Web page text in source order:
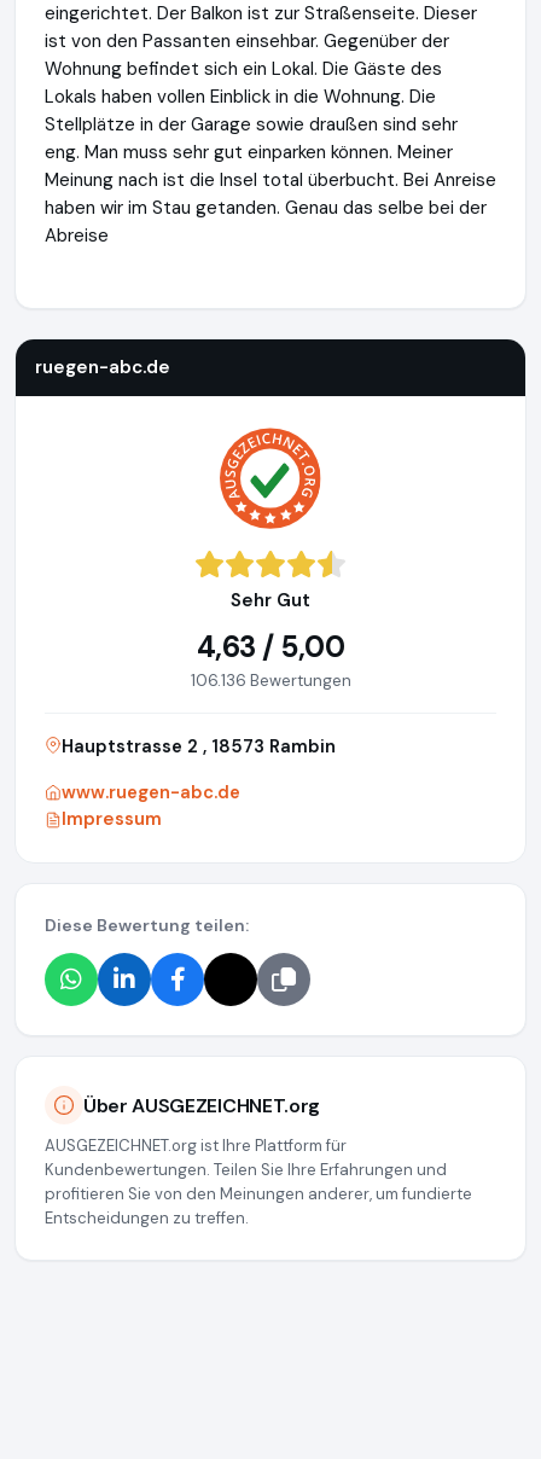
eingerichtet. Der Balkon ist zur Straßenseite. Dieser
ist von den Passanten einsehbar. Gegenüber der
Wohnung befindet sich ein Lokal. Die Gäste des
Lokals haben vollen Einblick in die Wohnung. Die
Stellplätze in der Garage sowie draußen sind sehr
eng. Man muss sehr gut einparken können. Meiner
Meinung nach ist die Insel total überbucht. Bei Anreise
haben wir im Stau getanden. Genau das selbe bei der
Abreise
ruegen-abc.de
Sehr Gut
4,63 / 5,00
106.136 Bewertungen
Hauptstrasse 2 , 18573 Rambin
www.ruegen-abc.de
Impressum
Diese Bewertung teilen:
Über AUSGEZEICHNET.org
AUSGEZEICHNET.org ist Ihre Plattform für
Kundenbewertungen. Teilen Sie Ihre Erfahrungen und
profitieren Sie von den Meinungen anderer, um fundierte
Entscheidungen zu treffen.